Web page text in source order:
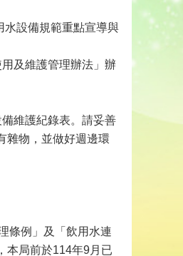
水設備規範重點宣導與
及維護管理辦法」辦
維護紀錄表。請妥善
雜物，並做好週邊環
條例」及「飲用水連
本局前於114年9月已